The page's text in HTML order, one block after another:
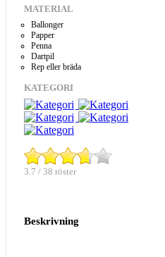
MATERIAL
Ballonger
Papper
Penna
Dartpil
Rep eller bräda
KATEGORI
3.7 / 38 röster
Beskrivning